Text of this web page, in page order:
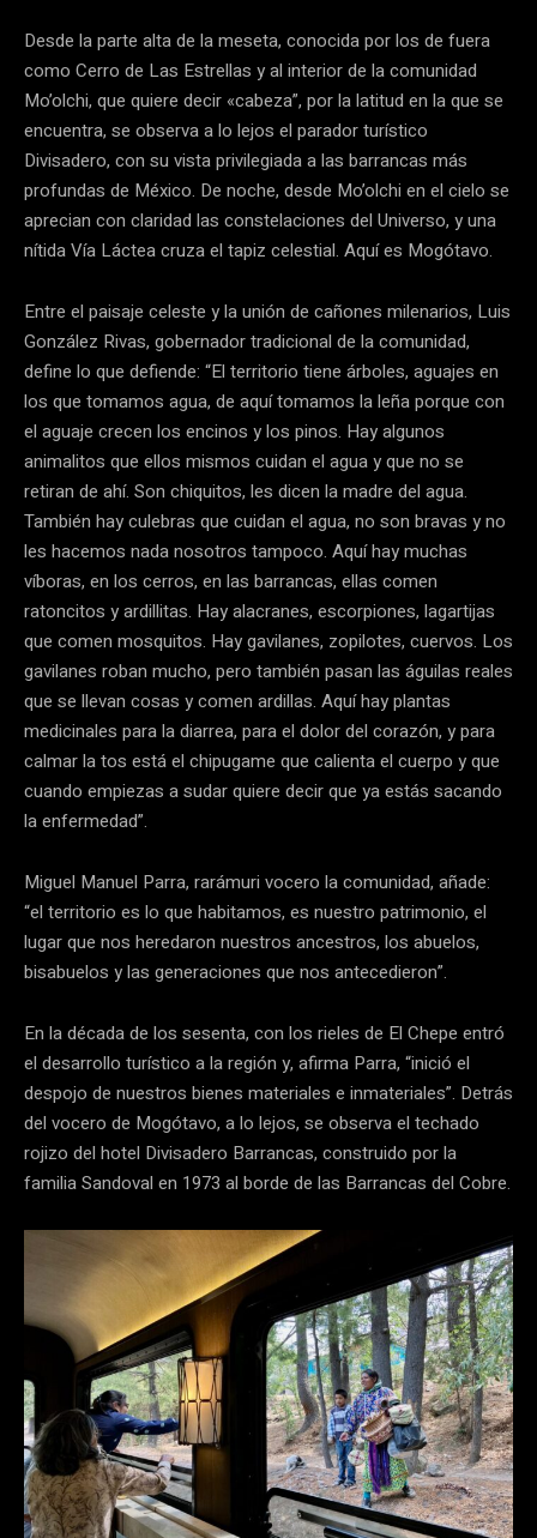
Desde la parte alta de la meseta, conocida por los de fuera
como Cerro de Las Estrellas y al interior de la comunidad
Mo’olchi, que quiere decir «cabeza”, por la latitud en la que se
encuentra, se observa a lo lejos el parador turístico
Divisadero, con su vista privilegiada a las barrancas más
profundas de México. De noche, desde Mo’olchi en el cielo se
aprecian con claridad las constelaciones del Universo, y una
nítida Vía Láctea cruza el tapiz celestial. Aquí es Mogótavo.
Entre el paisaje celeste y la unión de cañones milenarios, Luis
González Rivas, gobernador tradicional de la comunidad,
define lo que defiende: “El territorio tiene árboles, aguajes en
los que tomamos agua, de aquí tomamos la leña porque con
el aguaje crecen los encinos y los pinos. Hay algunos
animalitos que ellos mismos cuidan el agua y que no se
retiran de ahí. Son chiquitos, les dicen la madre del agua.
También hay culebras que cuidan el agua, no son bravas y no
les hacemos nada nosotros tampoco. Aquí hay muchas
víboras, en los cerros, en las barrancas, ellas comen
ratoncitos y ardillitas. Hay alacranes, escorpiones, lagartijas
que comen mosquitos. Hay gavilanes, zopilotes, cuervos. Los
gavilanes roban mucho, pero también pasan las águilas reales
que se llevan cosas y comen ardillas. Aquí hay plantas
medicinales para la diarrea, para el dolor del corazón, y para
calmar la tos está el chipugame que calienta el cuerpo y que
cuando empiezas a sudar quiere decir que ya estás sacando
la enfermedad”.
Miguel Manuel Parra, rarámuri vocero la comunidad, añade:
“el territorio es lo que habitamos, es nuestro patrimonio, el
lugar que nos heredaron nuestros ancestros, los abuelos,
bisabuelos y las generaciones que nos antecedieron”.
En la década de los sesenta, con los rieles de El Chepe entró
el desarrollo turístico a la región y, afirma Parra, “inició el
despojo de nuestros bienes materiales e inmateriales”. Detrás
del vocero de Mogótavo, a lo lejos, se observa el techado
rojizo del hotel Divisadero Barrancas, construido por la
familia Sandoval en 1973 al borde de las Barrancas del Cobre.